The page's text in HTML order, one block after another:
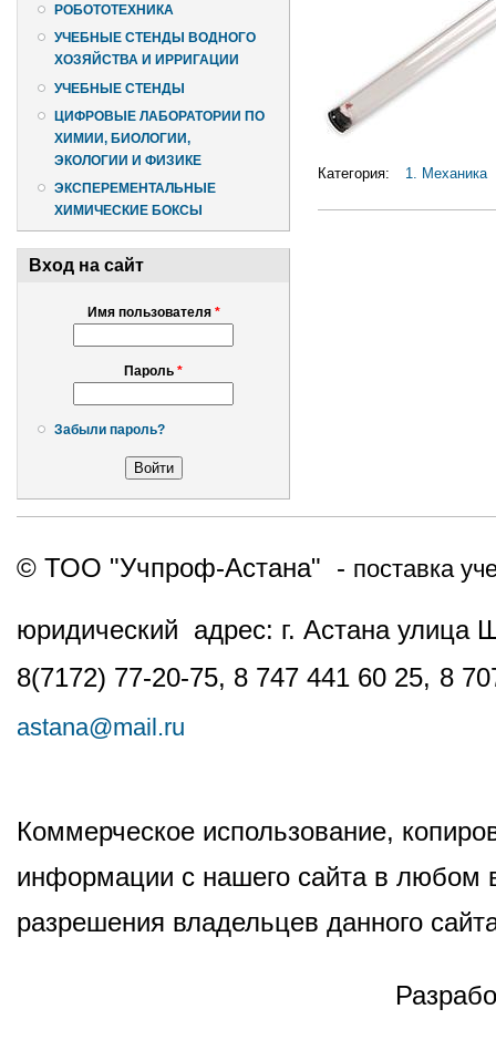
РОБОТОТЕХНИКА
УЧЕБНЫЕ СТЕНДЫ ВОДНОГО
ХОЗЯЙСТВА И ИРРИГАЦИИ
УЧЕБНЫЕ СТЕНДЫ
ЦИФРОВЫЕ ЛАБОРАТОРИИ ПО
ХИМИИ, БИОЛОГИИ,
ЭКОЛОГИИ И ФИЗИКЕ
ЭКСПЕРЕМЕНТАЛЬНЫЕ
ХИМИЧЕСКИЕ БОКСЫ
Вход на сайт
Имя пользователя *
Пароль *
Забыли пароль?
Категория: 1. Механика
© ТОО "Учпроф-Астана" - поставка
юридический адрес: г. Астана
8(7172) 77-20-75, 8 747 441 60 25, 8
astana@mail.ru
Коммерческое использование,
информации с нашего сайта в любом
разрешения владельцев данного